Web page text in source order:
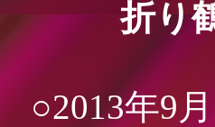
折り
○2013年9